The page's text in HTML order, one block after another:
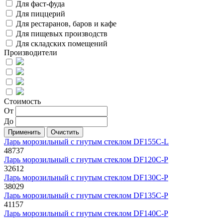
Для фаст-фуда
Для пиццерий
Для рестаранов, баров и кафе
Для пищевых производств
Для складских помещений
Производители
Стоимость
От
До
Применить
Ларь морозильный с гнутым стеклом DF155C-L
48737
Ларь морозильный с гнутым стеклом DF120C-P
32612
Ларь морозильный с гнутым стеклом DF130C-P
38029
Ларь морозильный с гнутым стеклом DF135C-P
41157
Ларь морозильный с гнутым стеклом DF140C-P